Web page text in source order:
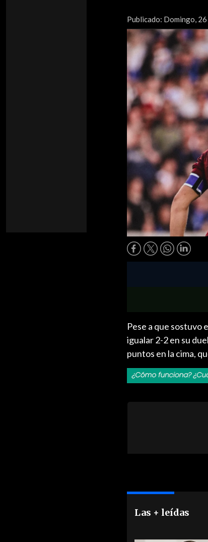
Publicado: Domingo,
Pese a que sostuvo
igualar 2-2 en su
puntos en la cima,
Las + leídas